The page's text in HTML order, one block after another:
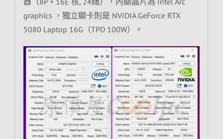
graphics ，獨立顯卡則是 NVIDIA GeForce RTX
5080 Laptop 16G（TPD 100W）。